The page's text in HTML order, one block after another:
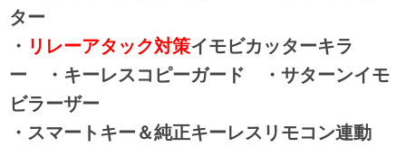
ター
・ リレーアタック対策イモビカッターキラ
ー ・キーレスコピーガード ・サターンイモ
ビラーザー
・スマートキー＆純正キーレスリモコン連動